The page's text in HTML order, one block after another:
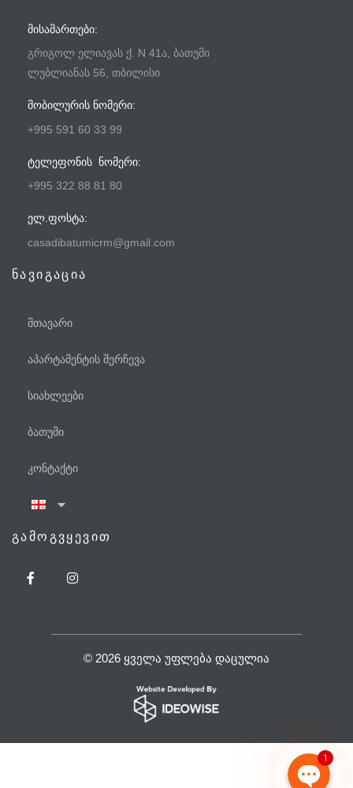
ᲛᲘᲡᲐᲛᲐᲠᲗᲔᲑᲘ:
გრიგოლ ელიავას ქ. N 41ა, ბათუმი
ლუბლიანას 56, თბილისი
ᲛᲝᲑᲘᲚᲣᲠᲘᲡ ᲜᲝᲛᲔᲠᲘ:
+995 591 60 33 99
ᲢᲔᲚᲔᲤᲝᲜᲘᲡ ᲜᲝᲛᲔᲠᲘ:
+995 322 88 81 80
ᲔᲚ.ᲤᲝᲡᲢᲐ:
casadibatumicrm@gmail.com
ნავიგაცია
მთავარი
აპარტამენტის შერჩევა
სიახლეები
ბათუმი
კონტაქტი
ᲒᲐᲛᲝᲒᲕᲧᲔᲕᲘᲗ
© 2026 ᲧᲕᲔᲚᲐ ᲣᲤᲚᲔᲑᲐ ᲓᲐᲪᲣᲚᲘᲐ
1